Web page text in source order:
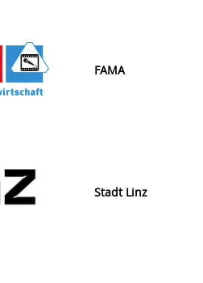
FAMA
Stadt Linz